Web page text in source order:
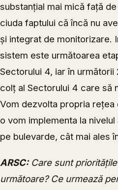
substanțial mai mică față
ciuda faptului că încă nu
și integrat de monitorizare.
sistem este următoarea
Sectorului 4, iar în următorii
colț al Sectorului 4 care să
Vom dezvolta propria
o vom implementa la
pe bulevarde, cât mai ales
ARSC:Care sunt
următoare? Ce urmează